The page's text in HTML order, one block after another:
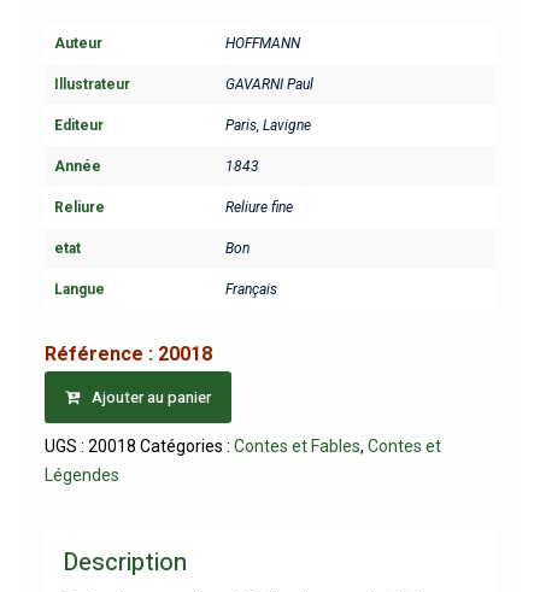
Auteur HOFFMANN
Illustrateur GAVARNI Paul
Editeur Paris, Lavigne
Année 1843
Reliure Reliure fine
etat Bon
Langue Français
Référence : 20018
Ajouter au panier
UGS : 20018 Catégories : Contes et Fables, Contes et
Légendes
Description